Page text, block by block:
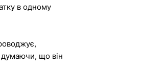
в одному
думаючи, що він